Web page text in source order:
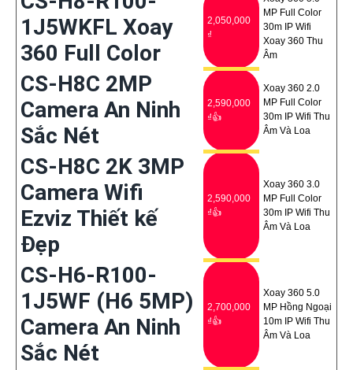
1J5WKFL Xoay
360 Full Color
2,050,000
₫
MP Full Color
30m IP Wifi
Xoay 360 Thu
Âm
CS-H8C 2MP
Camera An Ninh
Sắc Nét
2,590,000
₫👍
Xoay 360 2.0
MP Full Color
30m IP Wifi Thu
Âm Và Loa
CS-H8C 2K 3MP
Camera Wifi
Ezviz Thiết kế
Đẹp
2,590,000
₫👍
Xoay 360 3.0
MP Full Color
30m IP Wifi Thu
Âm Và Loa
CS-H6-R100-
1J5WF (H6 5MP)
Camera An Ninh
Sắc Nét
2,700,000
₫👍
Xoay 360 5.0
MP Hồng Ngoại
10m IP Wifi Thu
Âm Và Loa